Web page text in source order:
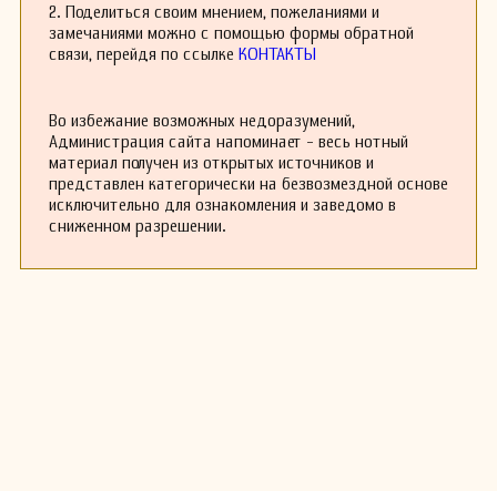
2. Поделиться своим мнением, пожеланиями и
замечаниями можно с помощью формы обратной
связи, перейдя по ссылке КОНТАКТЫ
Во избежание возможных недоразумений,
Администрация сайта напоминает - весь нотный
материал получен из открытых источников и
представлен категорически на безвозмездной основе
исключительно для ознакомления и заведомо в
сниженном разрешении.